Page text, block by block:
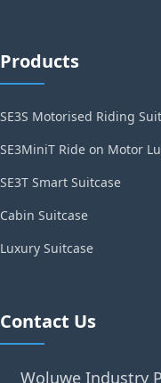
Products
SE3S Motorised Riding
SE3MiniT Ride on Motor
SE3T Smart Suitcase
Cabin Suitcase
Luxury Suitcase
Contact Us
Woluwe Industry